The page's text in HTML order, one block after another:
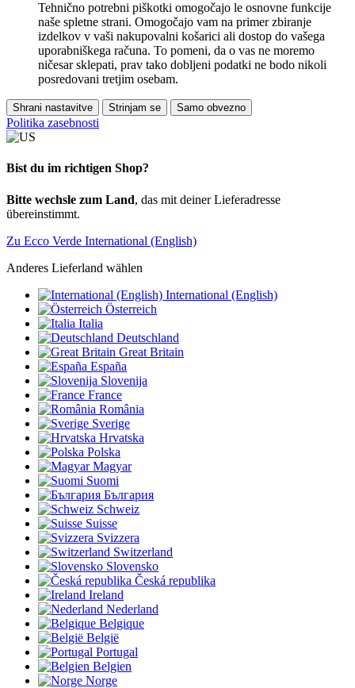
Tehnično potrebni piškotki omogočajo le osnovne funkcije
naše spletne strani. Omogočajo vam na primer zbiranje
izdelkov v vaši nakupovalni košarici ali dostop do vašega
uporabniškega računa. To pomeni, da o vas ne moremo
ničesar sklepati, prav tako dobljeni podatki ne bodo nikoli
posredovani tretjim osebam.
Shrani nastavitve Strinjam se Samo obvezno
Politika zasebnosti
Bist du im richtigen Shop?
Bitte wechsle zum Land, das mit deiner Lieferadresse
übereinstimmt.
Zu Ecco Verde International (English)
Anderes Lieferland wählen
International (English)
Österreich
Italia
Deutschland
Great Britain
España
Slovenija
France
România
Sverige
Hrvatska
Polska
Magyar
Suomi
България
Schweiz
Suisse
Svizzera
Switzerland
Slovensko
Česká republika
Ireland
Nederland
Belgique
België
Portugal
Belgien
Norge